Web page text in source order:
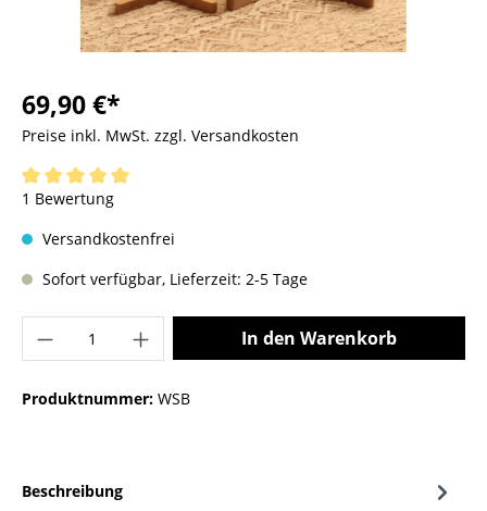
69,90 €*
Preise inkl. MwSt. zzgl. Versandkosten
1 Bewertung
Versandkostenfrei
Sofort verfügbar, Lieferzeit: 2-5 Tage
In den Warenkorb
Produktnummer: WSB
Beschreibung